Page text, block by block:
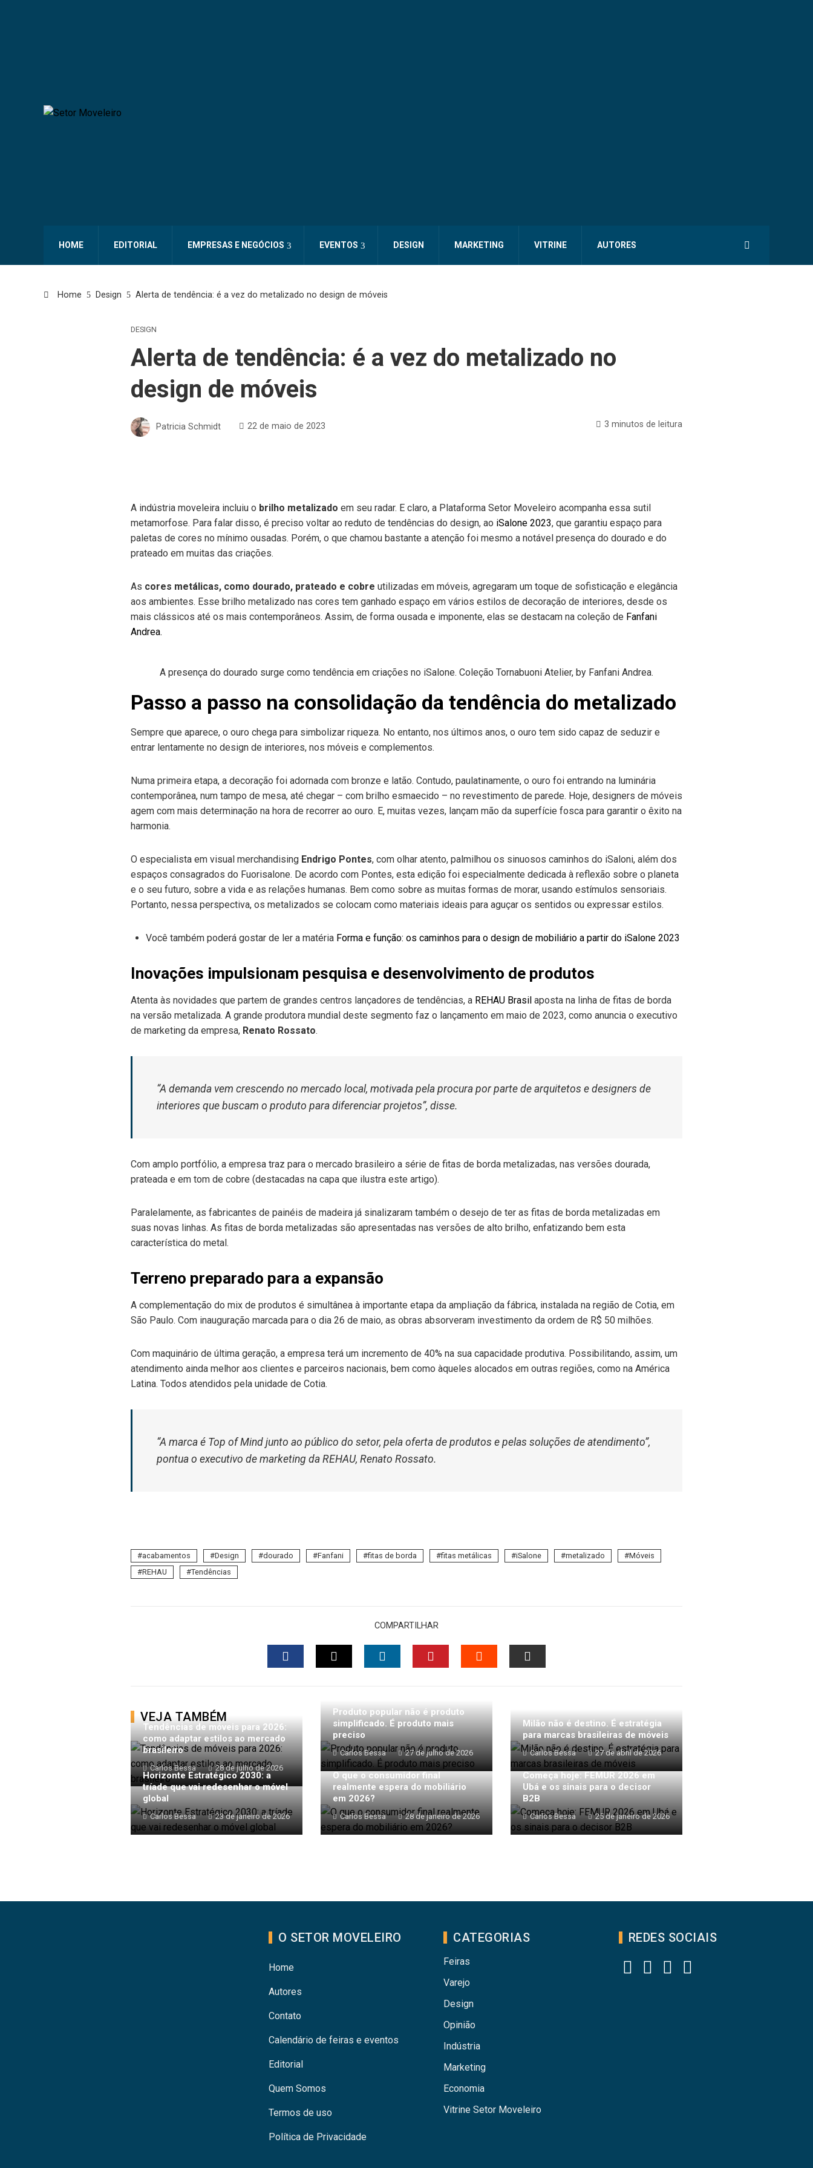
HOME EDITORIAL EMPRESAS E NEGÓCIOS EVENTOS DESIGN MARKETING VITRINE AUTORES
Home Design Alerta de tendência: é a vez do metalizado no design de móveis
DESIGN
Alerta de tendência: é a vez do metalizado no
design de móveis
Patricia Schmidt 22 de maio de 2023 3 minutos de leitura
A indústria moveleira incluiu o brilho metalizado em seu radar. E claro, a Plataforma Setor Moveleiro acompanha essa sutil
metamorfose. Para falar disso, é preciso voltar ao reduto de tendências do design, ao iSalone 2023, que garantiu espaço para
paletas de cores no mínimo ousadas. Porém, o que chamou bastante a atenção foi mesmo a notável presença do dourado e do
prateado em muitas das criações.
As cores metálicas, como dourado, prateado e cobre utilizadas em móveis, agregaram um toque de sofisticação e elegância
aos ambientes. Esse brilho metalizado nas cores tem ganhado espaço em vários estilos de decoração de interiores, desde os
mais clássicos até os mais contemporâneos. Assim, de forma ousada e imponente, elas se destacam na coleção de Fanfani
Andrea.
A presença do dourado surge como tendência em criações no iSalone. Coleção Tornabuoni Atelier, by Fanfani Andrea.
Passo a passo na consolidação da tendência do metalizado
Sempre que aparece, o ouro chega para simbolizar riqueza. No entanto, nos últimos anos, o ouro tem sido capaz de seduzir e
entrar lentamente no design de interiores, nos móveis e complementos.
Numa primeira etapa, a decoração foi adornada com bronze e latão. Contudo, paulatinamente, o ouro foi entrando na luminária
contemporânea, num tampo de mesa, até chegar – com brilho esmaecido – no revestimento de parede. Hoje, designers de móveis
agem com mais determinação na hora de recorrer ao ouro. E, muitas vezes, lançam mão da superfície fosca para garantir o êxito na
harmonia.
O especialista em visual merchandising Endrigo Pontes, com olhar atento, palmilhou os sinuosos caminhos do iSaloni, além dos
espaços consagrados do Fuorisalone. De acordo com Pontes, esta edição foi especialmente dedicada à reflexão sobre o planeta
e o seu futuro, sobre a vida e as relações humanas. Bem como sobre as muitas formas de morar, usando estímulos sensoriais.
Portanto, nessa perspectiva, os metalizados se colocam como materiais ideais para aguçar os sentidos ou expressar estilos.
Você também poderá gostar de ler a matéria Forma e função: os caminhos para o design de mobiliário a partir do iSalone 2023
Inovações impulsionam pesquisa e desenvolvimento de produtos
Atenta às novidades que partem de grandes centros lançadores de tendências, a REHAU Brasil aposta na linha de fitas de borda
na versão metalizada. A grande produtora mundial deste segmento faz o lançamento em maio de 2023, como anuncia o executivo
de marketing da empresa, Renato Rossato.
“A demanda vem crescendo no mercado local, motivada pela procura por parte de arquitetos e designers de
interiores que buscam o produto para diferenciar projetos”, disse.
Com amplo portfólio, a empresa traz para o mercado brasileiro a série de fitas de borda metalizadas, nas versões dourada,
prateada e em tom de cobre (destacadas na capa que ilustra este artigo).
Paralelamente, as fabricantes de painéis de madeira já sinalizaram também o desejo de ter as fitas de borda metalizadas em
suas novas linhas. As fitas de borda metalizadas são apresentadas nas versões de alto brilho, enfatizando bem esta
característica do metal.
Terreno preparado para a expansão
A complementação do mix de produtos é simultânea à importante etapa da ampliação da fábrica, instalada na região de Cotia, em
São Paulo. Com inauguração marcada para o dia 26 de maio, as obras absorveram investimento da ordem de R$ 50 milhões.
Com maquinário de última geração, a empresa terá um incremento de 40% na sua capacidade produtiva. Possibilitando, assim, um
atendimento ainda melhor aos clientes e parceiros nacionais, bem como àqueles alocados em outras regiões, como na América
Latina. Todos atendidos pela unidade de Cotia.
“A marca é Top of Mind junto ao público do setor, pela oferta de produtos e pelas soluções de atendimento”,
pontua o executivo de marketing da REHAU, Renato Rossato.
acabamentos Design dourado Fanfani fitas de borda fitas metálicas iSalone metalizado
Móveis
REHAU
Tendências
COMPARTILHAR
VEJA TAMBÉM
Tendências de móveis para 2026:
como adaptar estilos ao mercado
brasileiro
Carlos Bessa 28 de julho de 2026
Produto popular não é produto
simplificado. É produto mais
preciso
Carlos Bessa 27 de julho de 2026
Milão não é destino. É estratégia
para marcas brasileiras de móveis
Carlos Bessa 27 de abril de 2026
Horizonte Estratégico 2030: a
tríade que vai redesenhar o móvel
global
Carlos Bessa 23 de janeiro de 2026
O que o consumidor final
realmente espera do mobiliário
em 2026?
Carlos Bessa 28 de janeiro de 2026
Começa hoje: FEMUR 2026 em
Ubá e os sinais para o decisor
B2B
Carlos Bessa 25 de janeiro de 2026
O SETOR MOVELEIRO
Home
Autores
Contato
Calendário de feiras e eventos
Editorial
Quem Somos
Termos de uso
Política de Privacidade
CATEGORIAS
Feiras
Varejo
Design
Opinião
Indústria
Marketing
Economia
Vitrine Setor Moveleiro
REDES SOCIAIS